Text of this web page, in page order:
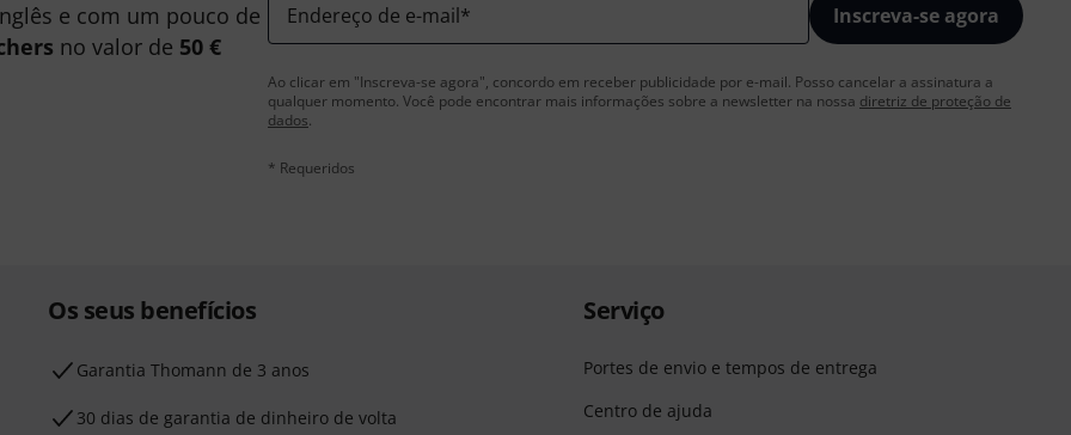
e com um pouco de
no valor de 50 €
Endereço de e-mail* Inscreva-se agora
Ao clicar em "Inscreva-se agora", concordo em receber publicidade por e-mail. Posso cancelar a assinatura a
qualquer momento. Você pode encontrar mais informações sobre a newsletter na nossa diretriz de proteção de
dados.
* Requeridos
Os seus benefícios
Garantia Thomann de 3 anos
30 dias de garantia de dinheiro de volta
Serviço
Portes de envio e tempos de entrega
Centro de ajuda